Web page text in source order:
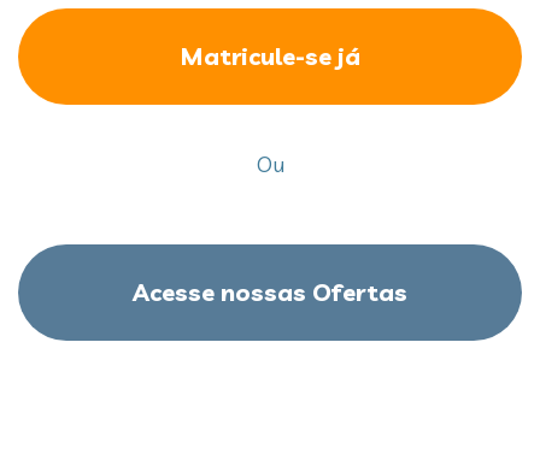
Matricule-se já
Ou
Acesse nossas Ofertas